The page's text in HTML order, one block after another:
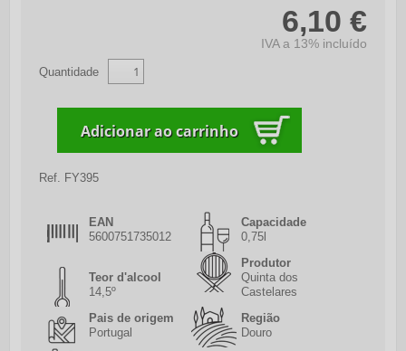
6,10 €
IVA a 13% incluído
Quantidade
Ref. FY395
EAN
5600751735012
Capacidade
0,75l
Teor d'alcool
14,5º
Produtor
Quinta dos
Castelares
Pais de origem
Portugal
Região
Douro